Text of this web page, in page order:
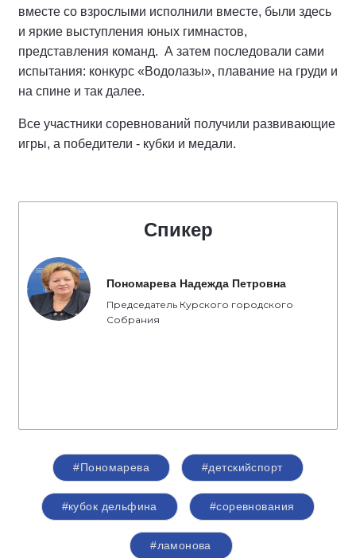
вместе со взрослыми исполнили вместе, были здесь
и яркие выступления юных гимнастов,
представления команд. А затем последовали сами
испытания: конкурс «Водолазы», плавание на груди и
на спине и так далее.
Все участники соревнований получили развивающие
игры, а победители - кубки и медали.
Спикер
Пономарева Надежда Петровна
Председатель Курского городского
Собрания
#Пономарева #детскийспорт
#кубок дельфина #соревнования
#ламонова